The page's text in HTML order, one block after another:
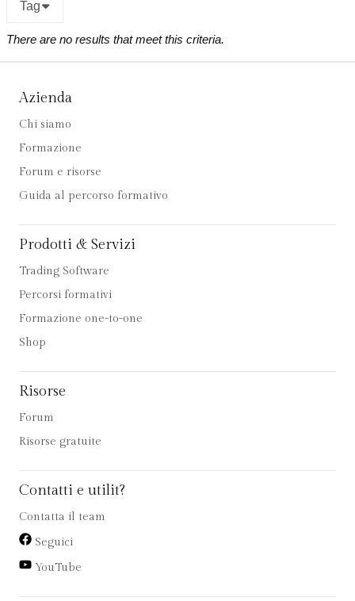
Tag
There are no results that meet this criteria.
Azienda
Chi siamo
Formazione
Forum e risorse
Guida al percorso formativo
Prodotti & Servizi
Trading Software
Percorsi formativi
Formazione one-to-one
Shop
Risorse
Forum
Risorse gratuite
Contatti e utilit?
Contatta il team
Seguici
YouTube